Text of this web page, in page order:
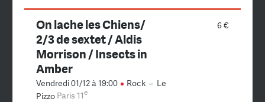
6 €
On lache les Chiens/
2/3 de sextet / Aldis
Morrison / Insects in
Amber
Vendredi 01/12 à 19:00 Rock – Le
Pizzo Paris 11e